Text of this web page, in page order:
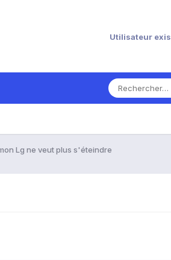
Utilisateur
Lg ne veut plus s'éteindre